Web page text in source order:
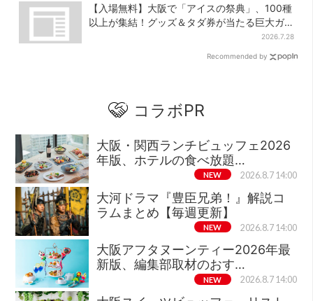
【入場無料】大阪で「アイスの祭典」、100種
以上が集結！グッズ＆タダ券が当たる巨大ガ
2026.7.28
Recommended by
コラボPR
大阪・関西ランチビュッフェ2026
年版、ホテルの食べ放題…
NEW 2026.8.7 14:00
大河ドラマ『豊臣兄弟！』解説コ
ラムまとめ【毎週更新】
NEW 2026.8.7 14:00
大阪アフタヌーンティー2026年最
新版、編集部取材のおす…
NEW 2026.8.7 14:00